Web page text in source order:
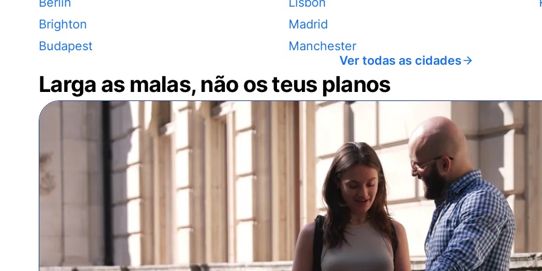
Brighton
Budapest
Madrid
Manchester
Ver todas as cidades
Larga as malas, não os teus planos